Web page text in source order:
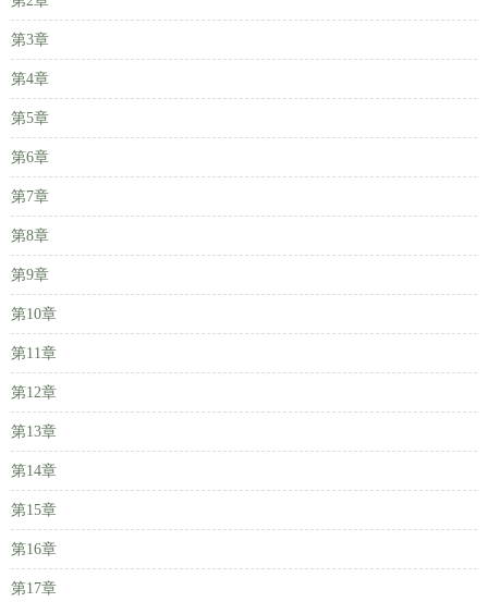
第3章
第4章
第5章
第6章
第7章
第8章
第9章
第10章
第11章
第12章
第13章
第14章
第15章
第16章
第17章